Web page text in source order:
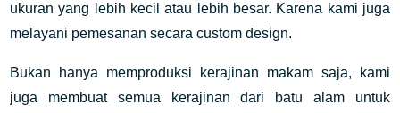
ukuran yang lebih kecil atau lebih besar. Karena kami juga
melayani pemesanan secara custom design.
Bukan hanya memproduksi kerajinan makam saja, kami
juga membuat semua kerajinan dari batu alam untuk